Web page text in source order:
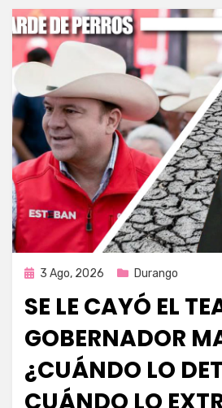
Publicada
3 Ago, 2026 Durango
SE LE CAYÓ EL
GOBERNADOR
¿CUÁNDO LO